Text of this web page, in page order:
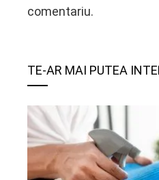
comentariu.
TE-AR MAI PUTEA